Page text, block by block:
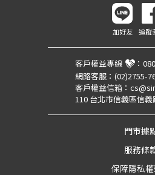
加好友 追蹤
客戶權益專線 ：
網路客服： (02)2755-
客戶權益信箱：
110 台北市信義區信
門市據
服務條
保障隱私